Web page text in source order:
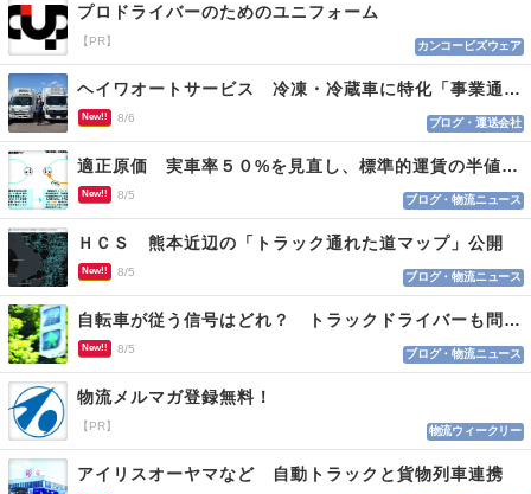
プロドライバーのためのユニフォーム
【PR】 カンコービズウェア
ヘイワオートサービス 冷凍・冷蔵車に特化「事業通じ貢献目指す」
New!! 8/6 ブログ・運送会社
適正原価 実車率５０%を見直し、標準的運賃の半値の恐れも
New!! 8/5 ブログ・物流ニュース
ＨＣＳ 熊本近辺の「トラック通れた道マップ」公開
New!! 8/5 ブログ・物流ニュース
自転車が従う信号はどれ？ トラックドライバーも問われる認識
New!! 8/5 ブログ・物流ニュース
物流メルマガ登録無料！
【PR】 物流ウィークリー
アイリスオーヤマなど 自動トラックと貨物列車連携